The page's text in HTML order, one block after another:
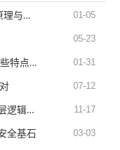
精准导航的核心密码：RNAV公式的原理与实践 01-05
05-23
全自动气象站简介 全自动气象站有哪些特点及监测软件 01-31
07-12
乘风而起的智慧：解码青云直上的底层逻辑与成长路径 11-17
全基石 03-03